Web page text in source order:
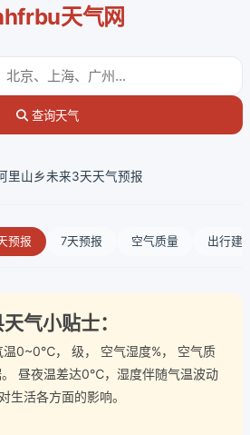
天气网
查询天气
里山乡未来3天天气预报
预报 7天预报 空气质量 出行建
气小贴士：
温0~0℃， 级， 空气湿度%， 空气质
昼夜温差达0℃，湿度伴随气温波动
生活各方面的影响。